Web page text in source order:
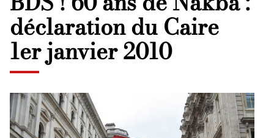
déclaration du Caire
1er janvier 2010